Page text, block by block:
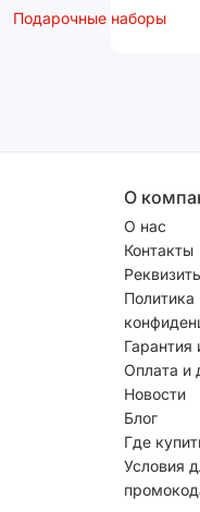
Подарочные наборы
О
О нас
Контакты
Политика
Гарантия
Оплата и
Новости
Блог
Где
Условия